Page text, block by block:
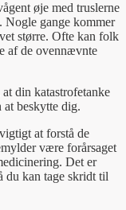
øje med truslerne
Nogle gange kommer
større. Ofte kan folk
af de ovennævnte
din katastrofetanke
beskytte dig.
at forstå de
være forårsaget
Det er
du kan tage skridt til